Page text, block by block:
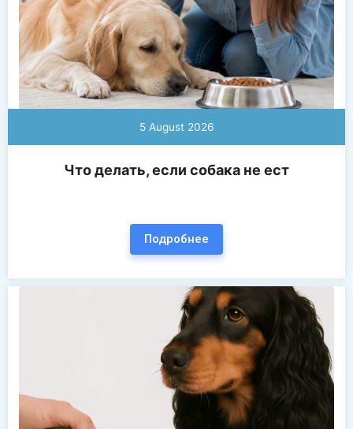
5 August 2026
Что делать, если собака не ест
Подробнее